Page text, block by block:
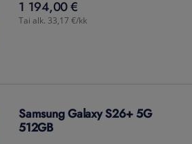
1 194,00 €
1 194,00€
Tai alk. 33,17 €/kk
Samsung Galaxy S26+ 5G
512GB